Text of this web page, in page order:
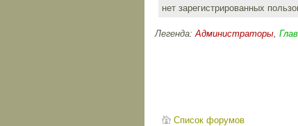
нет зарегистрированных
Легенда:Администраторы,
Список форумов